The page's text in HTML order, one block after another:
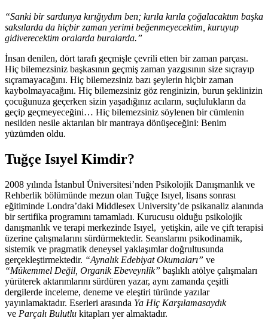
“Sanki bir sardunya kırığıydım ben; kırıla kırıla çoğalacaktım başka
saksılarda da hiçbir zaman yerimi beğenmeyecektim, kuruyup
gidiverecektim oralarda buralarda.”
İnsan denilen, dört tarafı geçmişle çevrili etten bir zaman parçası.
Hiç bilemezsiniz başkasının geçmiş zaman yazgısının size sıçrayıp
sıçramayacağını. Hiç bilemezsiniz bazı şeylerin hiçbir zaman
kaybolmayacağını. Hiç bilemezsiniz göz renginizin, burun şeklinizin
çocuğunuza geçerken sizin yaşadığınız acıların, suçlulukların da
geçip geçmeyeceğini… Hiç bilemezsiniz söylenen bir cümlenin
nesilden nesile aktarılan bir mantraya dönüşeceğini: Benim
yüzümden oldu.
Tuğçe Isıyel Kimdir?
2008 yılında İstanbul Üniversitesi’nden Psikolojik Danışmanlık ve
Rehberlik bölümünde mezun olan Tuğçe Isıyel, lisans sonrası
eğitiminde Londra’daki Middlesex University’de psikanaliz alanında
bir sertifika programını tamamladı. Kurucusu olduğu psikolojik
danışmanlık ve terapi merkezinde Isıyel, yetişkin, aile ve çift terapisi
üzerine çalışmalarını sürdürmektedir. Seanslarını psikodinamik,
sistemik ve pragmatik deneysel yaklaşımlar doğrultusunda
gerçekleştirmektedir. “Aynalık Edebiyat Okumaları” ve
“Mükemmel Değil, Organik Ebeveynlik” başlıklı atölye çalışmaları
yürüterek aktarımlarını sürdüren yazar, aynı zamanda çeşitli
dergilerde inceleme, deneme ve eleştiri türünde yazılar
yayınlamaktadır. Eserleri arasında Ya Hiç Karşılamasaydık
ve Parçalı Bulutlu kitapları yer almaktadır.